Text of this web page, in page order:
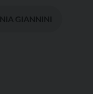
GIANNINI